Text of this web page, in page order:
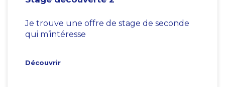
Je trouve une offre de stage de seconde
qui m’intéresse
Découvrir